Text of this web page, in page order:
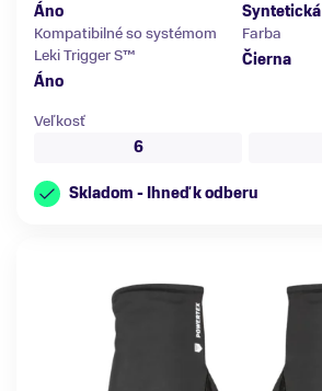
Áno
Syntetická
Kompatibilné so systémom
Leki Trigger S™
Áno
Farba
Čierna
Veľkosť
6
Skladom - Ihneď k odberu